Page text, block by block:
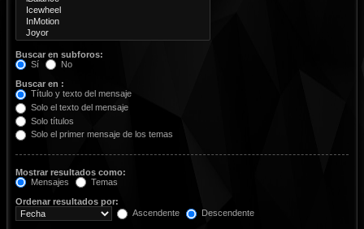
Buscar en subforos:
Sí
No
Buscar en :
Título y texto del mensaje
Solo el texto del mensaje
Solo títulos
Solo el primer mensaje de los temas
Mostrar resultados como:
Mensajes
Temas
Ordenar resultados por:
Ascendente
Descendente